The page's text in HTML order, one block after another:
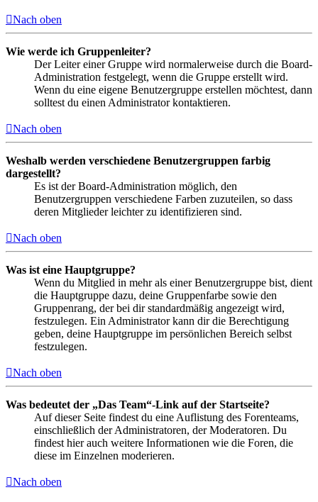
Nach oben
Wie werde ich Gruppenleiter?
Der Leiter einer Gruppe wird normalerweise durch die Board-
Administration festgelegt, wenn die Gruppe erstellt wird.
Wenn du eine eigene Benutzergruppe erstellen möchtest, dann
solltest du einen Administrator kontaktieren.
Nach oben
Weshalb werden verschiedene Benutzergruppen farbig
dargestellt?
Es ist der Board-Administration möglich, den
Benutzergruppen verschiedene Farben zuzuteilen, so dass
deren Mitglieder leichter zu identifizieren sind.
Nach oben
Was ist eine Hauptgruppe?
Wenn du Mitglied in mehr als einer Benutzergruppe bist, dient
die Hauptgruppe dazu, deine Gruppenfarbe sowie den
Gruppenrang, der bei dir standardmäßig angezeigt wird,
festzulegen. Ein Administrator kann dir die Berechtigung
geben, deine Hauptgruppe im persönlichen Bereich selbst
festzulegen.
Nach oben
Was bedeutet der „Das Team“-Link auf der Startseite?
Auf dieser Seite findest du eine Auflistung des Forenteams,
einschließlich der Administratoren, der Moderatoren. Du
findest hier auch weitere Informationen wie die Foren, die
diese im Einzelnen moderieren.
Nach oben